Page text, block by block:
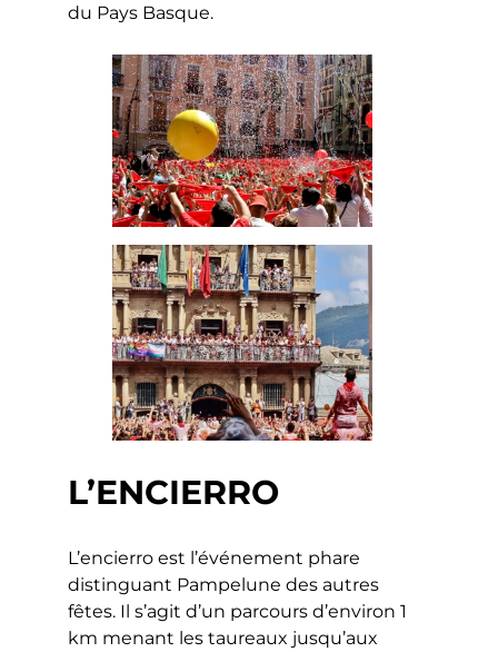
du Pays Basque.
L’ENCIERRO
L’encierro est l’événement phare
distinguant Pampelune des autres
fêtes. Il s’agit d’un parcours d’environ 1
km menant les taureaux jusqu’aux